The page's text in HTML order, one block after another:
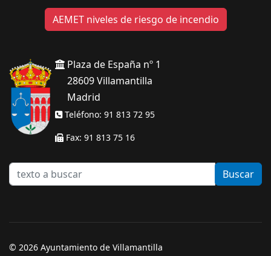
AEMET niveles de riesgo de incendio
Plaza de España nº 1
28609 Villamantilla
Madrid
Teléfono: 91 813 72 95
Fax: 91 813 75 16
texto
a
Buscar
© 2026 Ayuntamiento de Villamantilla